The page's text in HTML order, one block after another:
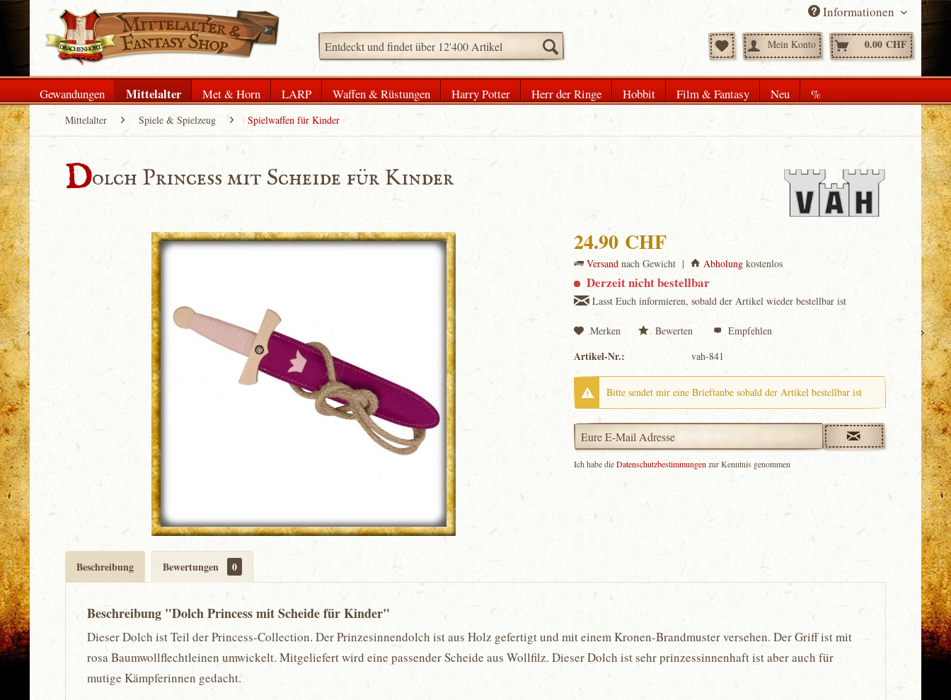
Informationen
Mein Konto 0.00 CHF
Gewandungen Mittelalter Met & Horn LARP Waffen & Rüstungen Harry Potter Herr der Ringe Hobbit Film & Fantasy Neu %
Mittelalter Spiele & Spielzeug Spielwaffen für Kinder
Dolch Princess mit Scheide für Kinder
24.90 CHF
Versand nach Gewicht | Abholung kostenlos
Derzeit nicht bestellbar
Lasst Euch informieren, sobald der Artikel wieder bestellbar ist
Merken Bewerten Empfehlen
Artikel-Nr.: vah-841
Bitte sendet mir eine Brieftaube sobald der Artikel bestellbar ist
Ich habe dieDatenschutzbestimmungenzur Kenntnis genommen
Beschreibung Bewertungen 0
Beschreibung "Dolch Princess mit Scheide für Kinder"
Dieser Dolch ist Teil der Princess-Collection. Der Prinzesinnendolch ist aus Holz gefertigt und mit einem Kronen-Brandmuster versehen. Der Griff ist mit
rosa Baumwollflechtleinen umwickelt. Mitgeliefert wird eine passender Scheide aus Wollfilz. Dieser Dolch ist sehr prinzessinnenhaft ist aber auch für
mutige Kämpferinnen gedacht.